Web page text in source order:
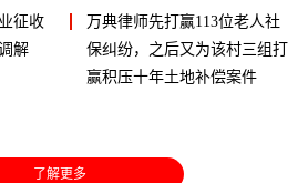
征收
解
万典律师先打赢113位老人社
保纠纷，之后又为该村三组打
赢积压十年土地补偿案件
了解更多